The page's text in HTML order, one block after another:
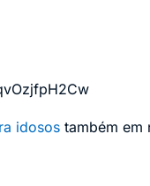
idosos também em